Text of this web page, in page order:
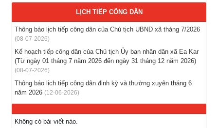
Thông báo hỗ trợ tư vấn, tuyển dụng lao động đi làm việc ở
nước ngoài theo hợp đồng
(28-07-2026)
Thông báo tuyển lao động Việt Nam vào các vị trí dự kiến
tuyển dụng người lao động nước ngoài
(28-07-2026)
LỊCH TIẾP CÔNG DÂN
Thông báo lịch tiếp công dân của Chủ tịch UBND xã tháng 7/2026
(08-07-2026)
Kế hoạch tiếp công dân của Chủ tịch Ủy ban nhân dân xã Ea Kar
(Từ ngày 01 tháng 7 năm 2026 đến ngày 31 tháng 12 năm 2026)
(08-07-2026)
Thông báo lịch tiếp công dân định kỳ và thường xuyên tháng 6
năm 2026 (12-06-2026)
Không có bài viết nào.